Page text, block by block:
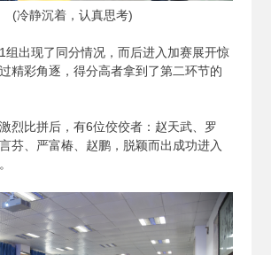
(冷静沉着，认真思考)
组出现了同分情况，而后进入加赛展开惊
精彩角逐，得分高者拿到了第二环节的
烈比拼后，有6位佼佼者：赵天武、罗
芬、严富椿、赵鹏，脱颖而出成功进入